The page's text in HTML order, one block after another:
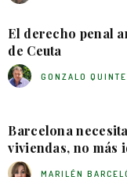
El derecho penal
de Ceuta
GONZALO
Barcelona
viviendas, no más
MARILÉN